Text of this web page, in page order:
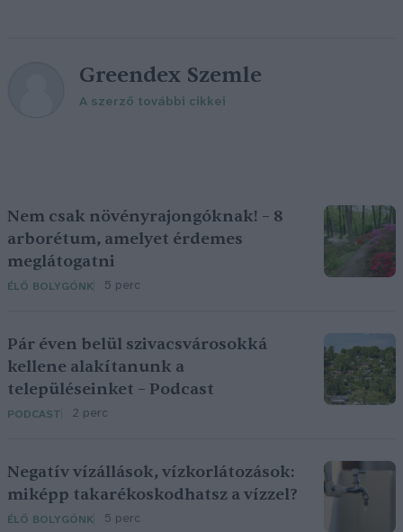
Greendex Szemle
A szerző további cikkei
Nem csak növényrajongóknak! – 8
arborétum, amelyet érdemes
meglátogatni
ÉLŐ BOLYGÓNK 5 perc
Pár éven belül szivacsvárosokká
kellene alakítanunk a
településeinket – Podcast
PODCAST 2 perc
Negatív vízállások, vízkorlátozások:
miképp takarékoskodhatsz a vízzel?
ÉLŐ BOLYGÓNK 5 perc